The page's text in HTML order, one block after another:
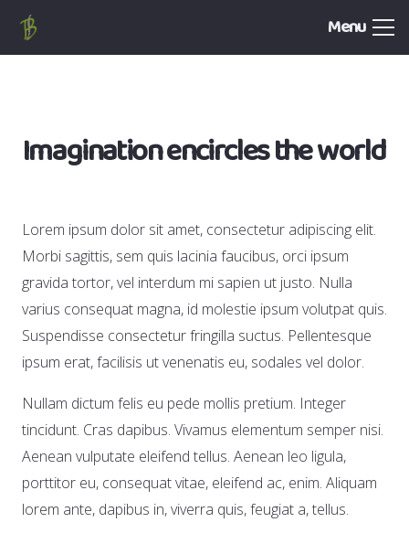
Menu
Imagination encircles the world
Lorem ipsum dolor sit amet, consectetur adipiscing elit.
Morbi sagittis, sem quis lacinia faucibus, orci ipsum
gravida tortor, vel interdum mi sapien ut justo. Nulla
varius consequat magna, id molestie ipsum volutpat quis.
Suspendisse consectetur fringilla suctus. Pellentesque
ipsum erat, facilisis ut venenatis eu, sodales vel dolor.
Nullam dictum felis eu pede mollis pretium. Integer
tincidunt. Cras dapibus. Vivamus elementum semper nisi.
Aenean vulputate eleifend tellus. Aenean leo ligula,
porttitor eu, consequat vitae, eleifend ac, enim. Aliquam
lorem ante, dapibus in, viverra quis, feugiat a, tellus.